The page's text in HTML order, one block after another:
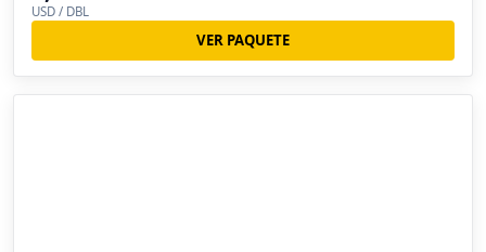
USD / DBL
VER PAQUETE